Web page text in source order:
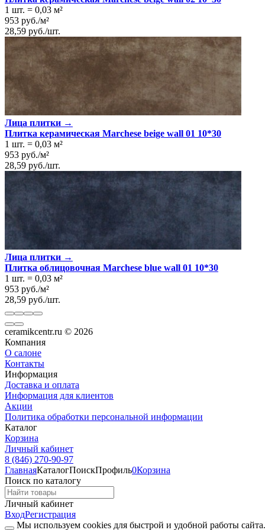
1 шт. = 0,03 м²
953 руб./м²
28,59 руб./шт.
Лица плитки →
Плитка керамическая Marchese beige wall 01 10*30
1 шт. = 0,03 м²
953 руб./м²
28,59 руб./шт.
Лица плитки →
Плитка облицовочная Marchese blue wall 01 10*30
1 шт. = 0,03 м²
953 руб./м²
28,59 руб./шт.
ceramikcentr.ru © 2026
Компания
О салоне
Контакты
Информация
Доставка и оплата
Информация для клиентов
Акции
Политика обработки персональной информации
Каталог
Корзина
Личный кабинет
8 (846) 270-90-97
ГлавнаяКаталогПоискПрофиль0Корзина
Поиск по каталогу
Личный кабинет
ВходРегистрация
Мы используем cookies для быстрой и удобной работы